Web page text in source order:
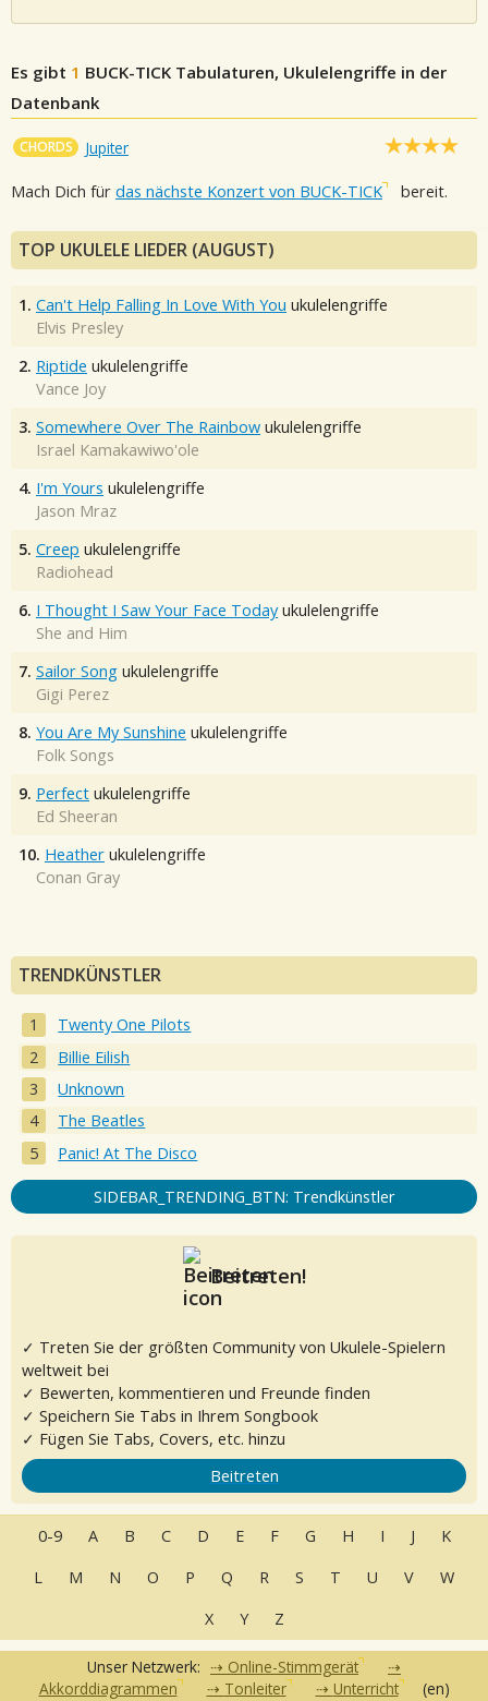
Es gibt 1 BUCK-TICK Tabulaturen, Ukulelengriffe in der
Datenbank
CHORDS Jupiter
Mach Dich für das nächste Konzert von BUCK-TICK bereit.
TOP UKULELE LIEDER (AUGUST)
1. Can't Help Falling In Love With You ukulelengriffe
Elvis Presley
2. Riptide ukulelengriffe
Vance Joy
3. Somewhere Over The Rainbow ukulelengriffe
Israel Kamakawiwo'ole
4. I'm Yours ukulelengriffe
Jason Mraz
5. Creep ukulelengriffe
Radiohead
6. I Thought I Saw Your Face Today ukulelengriffe
She and Him
7. Sailor Song ukulelengriffe
Gigi Perez
8. You Are My Sunshine ukulelengriffe
Folk Songs
9. Perfect ukulelengriffe
Ed Sheeran
10. Heather ukulelengriffe
Conan Gray
TRENDKÜNSTLER
Twenty One Pilots
Billie Eilish
Unknown
The Beatles
Panic! At The Disco
SIDEBAR_TRENDING_BTN: Trendkünstler
Beitreten!
✓ Treten Sie der größten Community von Ukulele-Spielern
weltweit bei
✓ Bewerten, kommentieren und Freunde finden
✓ Speichern Sie Tabs in Ihrem Songbook
✓ Fügen Sie Tabs, Covers, etc. hinzu
Beitreten
0-9 A B C D E F G H I J
K
L
M N O P Q R S T U V
W
X
Y Z
Unser Netzwerk:
Online-Stimmgerät
Akkorddiagrammen
Tonleiter Unterricht (en)